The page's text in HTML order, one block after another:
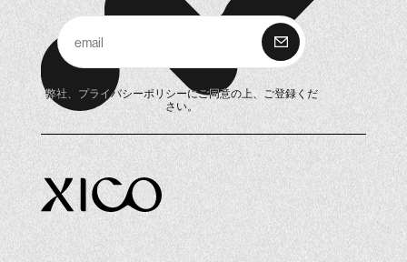
購 読
弊社、 プライバシーポリシーにご同意の上、ご登録くだ
さい。